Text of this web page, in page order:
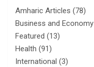
Amharic Articles (78)
Business and Economy
Featured (13)
Health (91)
International (3)